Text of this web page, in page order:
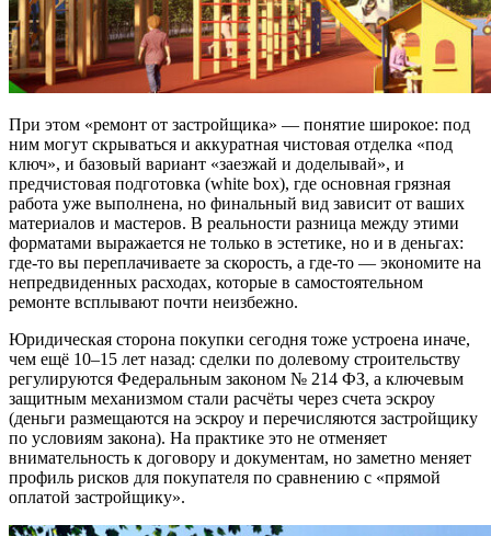
При этом «ремонт от застройщика» — понятие широкое: под
ним могут скрываться и аккуратная чистовая отделка «под
ключ», и базовый вариант «заезжай и доделывай», и
предчистовая подготовка (white box), где основная грязная
работа уже выполнена, но финальный вид зависит от ваших
материалов и мастеров. В реальности разница между этими
форматами выражается не только в эстетике, но и в деньгах:
где-то вы переплачиваете за скорость, а где-то — экономите на
непредвиденных расходах, которые в самостоятельном
ремонте всплывают почти неизбежно.
Юридическая сторона покупки сегодня тоже устроена иначе,
чем ещё 10–15 лет назад: сделки по долевому строительству
регулируются Федеральным законом № 214 ФЗ, а ключевым
защитным механизмом стали расчёты через счета эскроу
(деньги размещаются на эскроу и перечисляются застройщику
по условиям закона). На практике это не отменяет
внимательность к договору и документам, но заметно меняет
профиль рисков для покупателя по сравнению с «прямой
оплатой застройщику».